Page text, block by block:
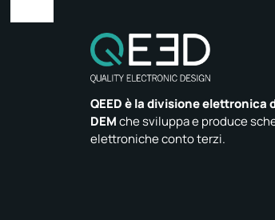
QEED è la divisione elettronica
DEMche sviluppa e produce
elettroniche conto terzi.